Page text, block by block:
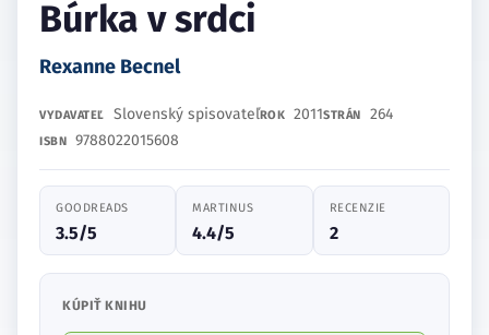
Búrka v srdci
Rexanne Becnel
VYDAVATEĽ Slovenský spisovateľROK 2011STRÁN 264
ISBN 9788022015608
GOODREADS
3.5/5
MARTINUS
4.4/5
RECENZIE
2
KÚPIŤ KNIHU